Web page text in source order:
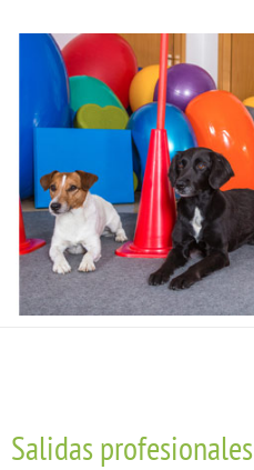
Salidas profesionales